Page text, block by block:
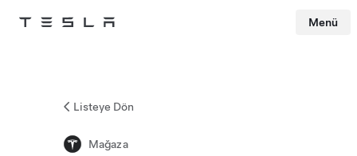
Tesla Menü
Listeye Dön
Mağaza